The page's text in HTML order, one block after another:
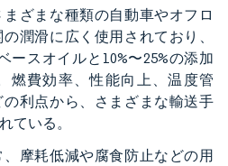
ざまな種類の自動車やオフロ
潤滑に広く使用されており、
ースオイルと10%〜25%の添加
燃費効率、性能向上、温度管
利点から、さまざまな輸送手
ている。
摩耗低減や腐食防止などの用